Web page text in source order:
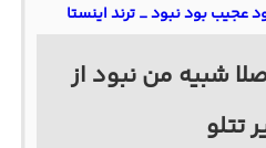
عجیب بود نبود _ ترند اینستا
شبیه من نبود از
تتلو